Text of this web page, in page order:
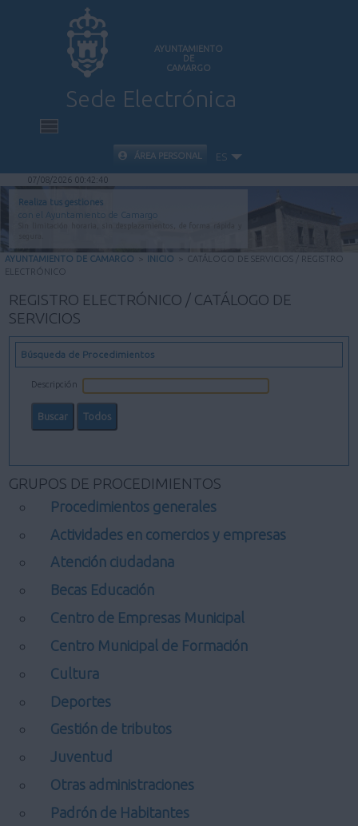
AYUNTAMIENTO
DE
CAMARGO
Sede Electrónica
INICIO
INFORMACIÓN PÚBLICA
CARPETA CIUDADANA
ÁREA PERSONAL ES
07/08/2026 00:42:41
Realiza tus gestiones
con el Ayuntamiento de Camargo
AYUNTAMIENTO DE CAMARGO > INICIO > CATÁLOGO DE SERVICIOS / REGISTRO
ELECTRÓNICO
REGISTRO ELECTRÓNICO / CATÁLOGO DE
SERVICIOS
Búsqueda de Procedimientos
Descripción
GRUPOS DE PROCEDIMIENTOS
Procedimientos generales
Actividades en comercios y empresas
Atención ciudadana
Becas Educación
Centro de Empresas Municipal
Centro Municipal de Formación
Cultura
Deportes
Gestión de tributos
Juventud
Otras administraciones
Padrón de Habitantes